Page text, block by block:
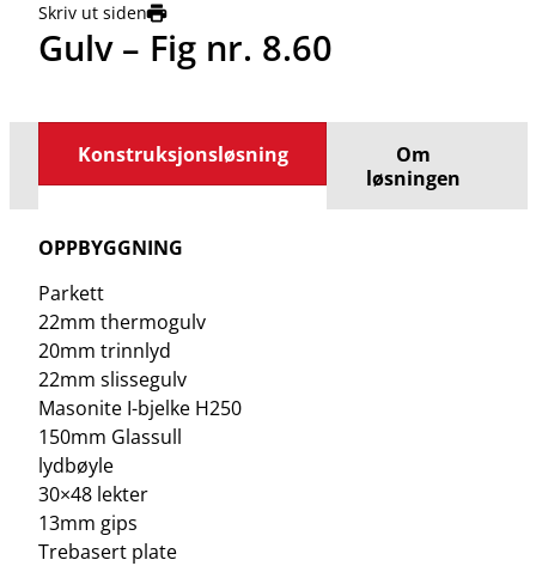
Gulv – Fig nr. 8.60
Skriv ut siden
Konstruksjonsløsning
Om
løsningen
OPPBYGGNING
Parkett
22mm thermogulv
20mm trinnlyd
22mm slissegulv
Masonite I-bjelke H250
150mm Glassull
lydbøyle
30×48 lekter
13mm gips
Trebasert plate